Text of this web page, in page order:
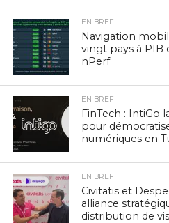
EN BREF
Navigation
vingt pays à PIB
nPerf
EN BREF
FinTech : IntiGo
pour
numériques en
EN BREF
Civitatis et
alliance
distribution de